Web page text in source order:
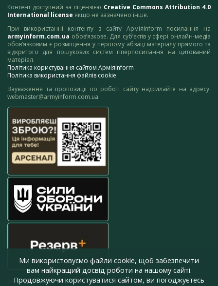
Контент доступний за ліцензією Creative Commons Attribution 4.0
International license якщо не зазначено інше.
При використанні контенту з сайту АрміяInform посилання на
armyinform.com.ua обов’язкове. Для суб’єктів у сфері онлайн-медіа
обов’язковим є розміщення у першому абзаці матеріалу прямого та
відкритого для пошукових систем гіперпосилання на цитований
матеріал.
Політика користування сайтом АрміяInform
Політика використання файлів cookie
Зауваження та пропозиції по роботі сайту надсилайте на адресу:
webmaster@armyinform.com.ua
press@armyinform.com.ua
Ми використовуємо файли cookie, щоб забезпечити
вам найкращий досвід роботи на нашому сайті.
Продовжуючи користуватися сайтом, ви погоджуєтесь